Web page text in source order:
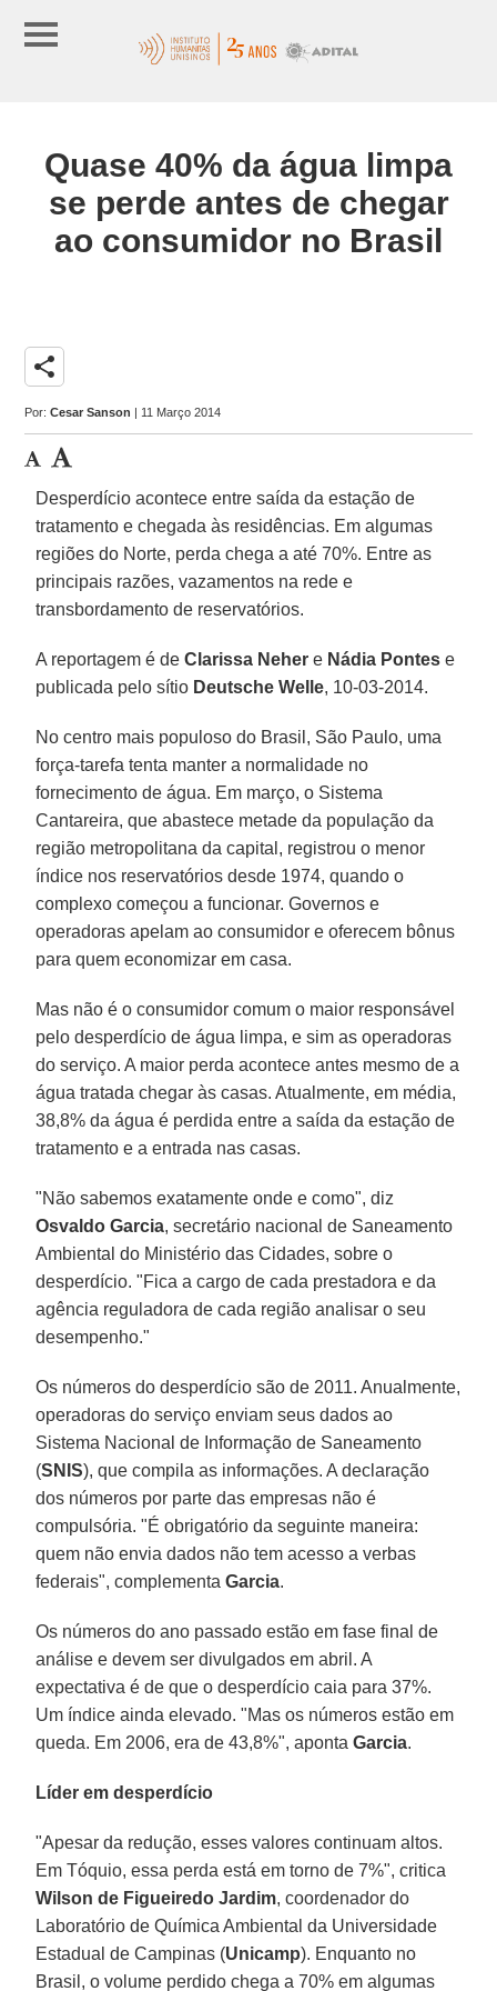
Quase 40% da água limpa
se perde antes de chegar
ao consumidor no Brasil
share
Por:Cesar Sanson | 11 Março 2014
Desperdício acontece entre saída da estação de
tratamento e chegada às residências. Em algumas
regiões do Norte, perda chega a até 70%. Entre as
principais razões, vazamentos na rede e
transbordamento de reservatórios.
A reportagem é deClarissa Nehere Nádia Pontes e
publicada pelo sítio Deutsche Welle, 10-03-2014.
No centro mais populoso do Brasil, São Paulo, uma
força-tarefa tenta manter a normalidade no
fornecimento de água. Em março, o Sistema
Cantareira, que abastece metade da população da
região metropolitana da capital, registrou o menor
índice nos reservatórios desde 1974, quando o
complexo começou a funcionar. Governos e
operadoras apelam ao consumidor e oferecem bônus
para quem economizar em casa.
Mas não é o consumidor comum o maior responsável
pelo desperdício de água limpa, e sim as operadoras
do serviço. A maior perda acontece antes mesmo de a
água tratada chegar às casas. Atualmente, em média,
38,8% da água é perdida entre a saída da estação de
tratamento e a entrada nas casas.
"Não sabemos exatamente onde e como", diz
Osvaldo Garcia, secretário nacional de Saneamento
Ambiental do Ministério das Cidades, sobre o
desperdício. "Fica a cargo de cada prestadora e da
agência reguladora de cada região analisar o seu
desempenho."
Os números do desperdício são de 2011. Anualmente,
operadoras do serviço enviam seus dados ao
Sistema Nacional de Informação de Saneamento
(SNIS), que compila as informações. A declaração
dos números por parte das empresas não é
compulsória. "É obrigatório da seguinte maneira:
quem não envia dados não tem acesso a verbas
federais", complementaGarcia.
Os números do ano passado estão em fase final de
análise e devem ser divulgados em abril. A
expectativa é de que o desperdício caia para 37%.
Um índice ainda elevado. "Mas os números estão em
queda. Em 2006, era de 43,8%", apontaGarcia.
Líder em desperdício
"Apesar da redução, esses valores continuam altos.
Em Tóquio, essa perda está em torno de 7%", critica
Wilson de Figueiredo Jardim, coordenador do
Laboratório de Química Ambiental da Universidade
Estadual de Campinas (Unicamp). Enquanto no
Brasil, o volume perdido chega a 70% em algumas